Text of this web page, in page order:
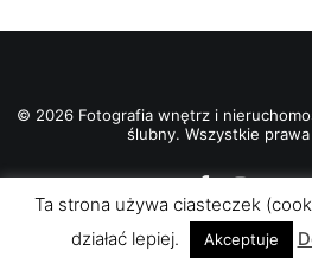
© 2026 Fotografia wnętrz i
ślubny. Wszystkie
Ta strona używa ciasteczek
działać lepiej.
Akceptuje